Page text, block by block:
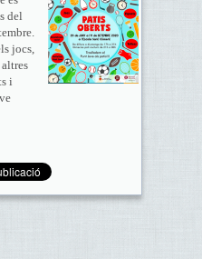
del
jocs,
i